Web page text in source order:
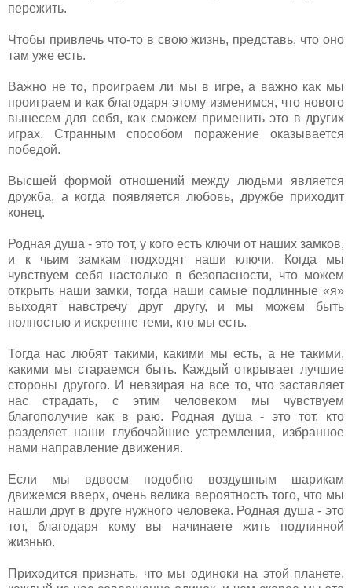
пережить.
Чтобы привлечь что-то в свою жизнь, представь, что оно
там уже есть.
Важно не то, проиграем ли мы в игре, а важно как мы
проиграем и как благодаря этому изменимся, что нового
вынесем для себя, как сможем применить это в других
играх. Странным способом поражение оказывается
победой.
Высшей формой отношений между людьми является
дружба, а когда появляется любовь, дружбе приходит
конец.
Родная душа - это тот, у кого есть ключи от наших замков,
и к чьим замкам подходят наши ключи. Когда мы
чувствуем себя настолько в безопасности, что можем
открыть наши замки, тогда наши самые подлинные «я»
выходят навстречу друг другу, и мы можем быть
полностью и искренне теми, кто мы есть.
Тогда нас любят такими, какими мы есть, а не такими,
какими мы стараемся быть. Каждый открывает лучшие
стороны другого. И невзирая на все то, что заставляет
нас страдать, с этим человеком мы чувствуем
благополучие как в раю. Родная душа - это тот, кто
разделяет наши глубочайшие устремления, избранное
нами направление движения.
Если мы вдвоем подобно воздушным шарикам
движемся вверх, очень велика вероятность того, что мы
нашли друг в друге нужного человека. Родная душа - это
тот, благодаря кому вы начинаете жить подлинной
жизнью.
Приходится признать, что мы одиноки на этой планете,